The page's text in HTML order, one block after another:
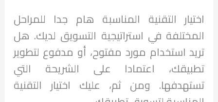
اختيار التقنية المناسبة هام جدا للمراحل
المختلفة في استراتيجية التسويق لديك. هل
تريد استخدام مورد مفتوح، أو مدفوع لتطوير
تطبيقك، اعتمادا على الشريحة التي
تستهدفها. ومن ثم، عليك اختيار التقنية